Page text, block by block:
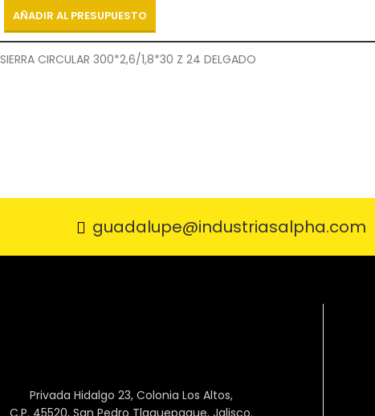
AÑADIR AL PRESUPUESTO
SIERRA CIRCULAR 300*2,6/1,8*30 Z 24 DELGADO
guadalupe@industriasalpha.com
Privada Hidalgo 23, Colonia Los Altos,